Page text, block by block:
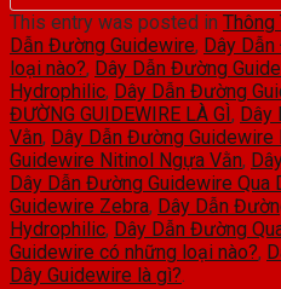
This entry was posted in Thông
Dẫn Đường Guidewire, Dây
loại nào?, Dây Dẫn Đường
Hydrophilic, Dây Dẫn Đường
ĐƯỜNG GUIDEWIRE LÀ GÌ ,
Vằn, Dây Dẫn Đường Guidewire
Guidewire Nitinol Ngựa Vằn,
Dây Dẫn Đường Guidewire Qua
Guidewire Zebra, Dây Dẫn
Hydrophilic, Dây Dẫn Đường
Guidewire có những loại nào?,
Dây Guidewire là gì?.